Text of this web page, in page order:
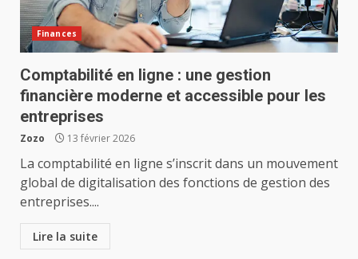
Finances
Comptabilité en ligne : une gestion
financière moderne et accessible pour les
entreprises
Zozo 13 février 2026
La comptabilité en ligne s’inscrit dans un mouvement
global de digitalisation des fonctions de gestion des
entreprises....
Lire la suite